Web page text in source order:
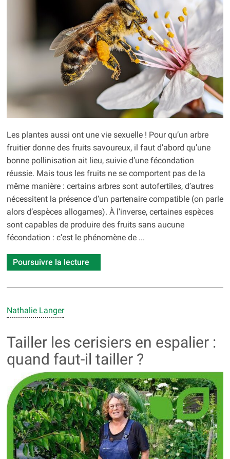
Les plantes aussi ont une vie sexuelle ! Pour qu’un arbre
fruitier donne des fruits savoureux, il faut d’abord qu’une
bonne pollinisation ait lieu, suivie d’une fécondation
réussie. Mais tous les fruits ne se comportent pas de la
même manière : certains arbres sont autofertiles, d’autres
nécessitent la présence d’un partenaire compatible (on parle
alors d’espèces allogames). À l’inverse, certaines espèces
sont capables de produire des fruits sans aucune
fécondation : c’est le phénomène de ...
Poursuivre la lecture
Nathalie Langer
Tailler les cerisiers en espalier :
quand faut-il tailler ?